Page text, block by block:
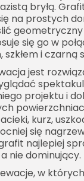
bryłą.
na prostych
geometryczny
się go w
i czarną
jest
projektu i
kurz,
się
najlepiej
nie dominujący.
w